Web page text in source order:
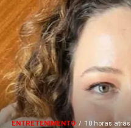
ENTRETENIMENTO 10 horas atrás